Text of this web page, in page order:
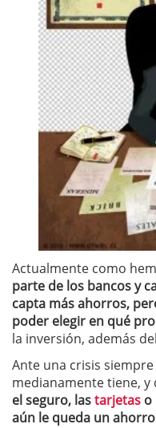
Actualmente como
parte de los bancos y
capta más ahorros,
poder elegir en qué
la inversión, además
Ante una crisis
medianamente tiene, y
el seguro, lastarjetas o
aún le queda un